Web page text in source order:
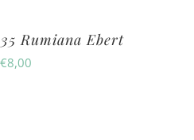
Rumiana Ebert
€8,00